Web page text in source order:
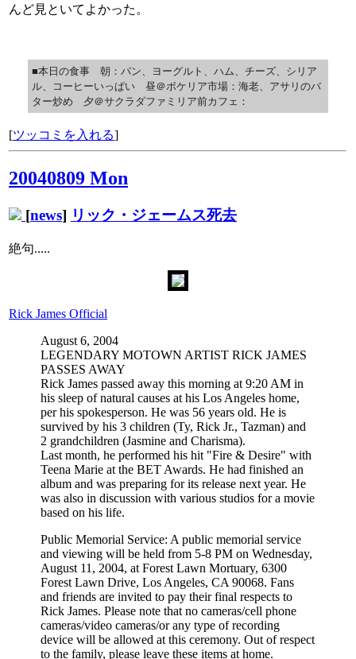
んど見といてよかった。
■本日の食事 朝：パン、ヨーグルト、ハム、チーズ、シリア
ル、コーヒーいっぱい 昼＠ボケリア市場：海老、アサリのバ
ター炒め 夕＠サクラダファミリア前カフェ：
[ツッコミを入れる]
20040809 Mon
[news] リック・ジェームス死去
絶句.....
Rick James Official
August 6, 2004
LEGENDARY MOTOWN ARTIST RICK JAMES
PASSES AWAY
Rick James passed away this morning at 9:20 AM in
his sleep of natural causes at his Los Angeles home,
per his spokesperson. He was 56 years old. He is
survived by his 3 children (Ty, Rick Jr., Tazman) and
2 grandchildren (Jasmine and Charisma).
Last month, he performed his hit "Fire & Desire" with
Teena Marie at the BET Awards. He had finished an
album and was preparing for its release next year. He
was also in discussion with various studios for a movie
based on his life.
Public Memorial Service: A public memorial service
and viewing will be held from 5-8 PM on Wednesday,
August 11, 2004, at Forest Lawn Mortuary, 6300
Forest Lawn Drive, Los Angeles, CA 90068. Fans
and friends are invited to pay their final respects to
Rick James. Please note that no cameras/cell phone
cameras/video cameras/or any type of recording
device will be allowed at this ceremony. Out of respect
to the family, please leave these items at home.